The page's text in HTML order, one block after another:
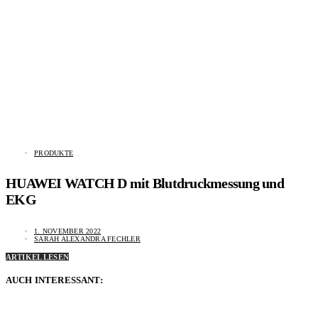
PRODUKTE
HUAWEI WATCH D mit Blutdruckmessung und
EKG
1. NOVEMBER 2022
SARAH ALEXANDRA FECHLER
ARTIKEL LESEN
AUCH INTERESSANT: